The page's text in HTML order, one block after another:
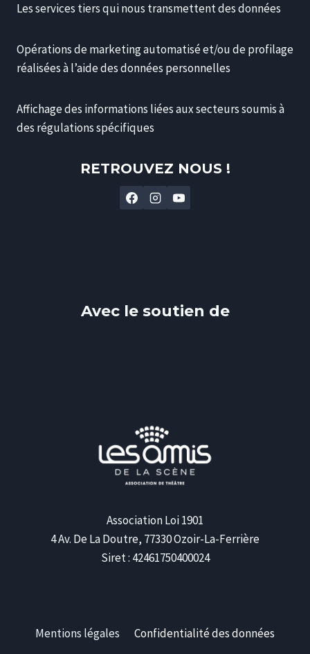
Les services tiers qui nous transmettent des données
Opérations de marketing automatisé et/ou de profilage
réalisées à l’aide des données personnelles
Affichage des informations liées aux secteurs soumis à
des régulations spécifiques
RETROUVEZ NOUS !
Avec le soutien de
Association Loi 1901
4 Av. De La Doutre, 77330 Ozoir-La-Ferrière
Siret : 42461750400024
Mentions légales
Confidentialité des données